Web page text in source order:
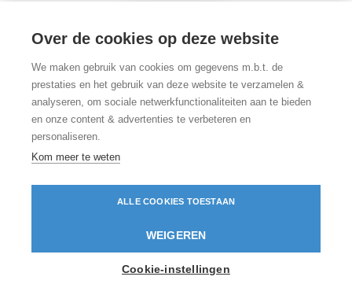
Over de cookies op deze website
We maken gebruik van cookies om gegevens m.b.t. de
prestaties en het gebruik van deze website te verzamelen &
analyseren, om sociale netwerkfunctionaliteiten aan te bieden
en onze content & advertenties te verbeteren en
personaliseren.
Kom meer te weten
ALLE COOKIES TOESTAAN
WEIGEREN
Cookie-instellingen
Geen account? Via Connect registreren